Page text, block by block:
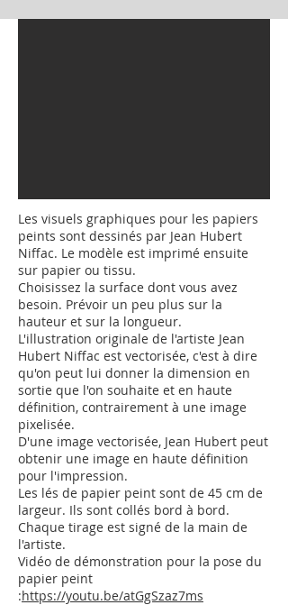
Les visuels graphiques pour les papiers
peints sont dessinés par Jean Hubert
Niffac. Le modèle est imprimé ensuite
sur papier ou tissu.
Choisissez la surface dont vous avez
besoin. Prévoir un peu plus sur la
hauteur et sur la longueur.
L'illustration originale de l'artiste Jean
Hubert Niffac est vectorisée, c'est à dire
qu'on peut lui donner la dimension en
sortie que l'on souhaite et en haute
définition, contrairement à une image
pixelisée.
D'une image vectorisée, Jean Hubert peut
obtenir une image en haute définition
pour l'impression.
Les lés de papier peint sont de 45 cm de
largeur. Ils sont collés bord à bord.
Chaque tirage est signé de la main de
l'artiste.
Vidéo de démonstration pour la pose du
papier peint
:https://youtu.be/atGgSzaz7ms